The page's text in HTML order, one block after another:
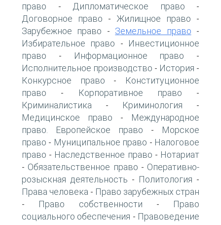
право - Дипломатическое право -
Договорное право - Жилищное право -
Зарубежное право - Земельное право -
Избирательное право -
Инвестиционное
право - Информационное право -
Исполнительное производство - История -
Конкурсное право -
Конституционное
право - Корпоративное право -
Криминалистика - Криминология -
Медицинское право -
Международное
право. Европейское право -
Морское
право - Муниципальное право - Налоговое
право - Наследственное право - Нотариат
- Обязательственное право - Оперативно-
розыскная деятельность - Политология -
Права человека - Право зарубежных стран
- Право собственности -
Право
социального обеспечения - Правоведение